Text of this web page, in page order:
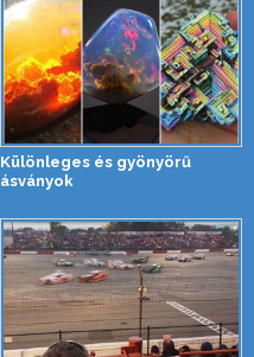
Különleges és gyönyörű
ásványok